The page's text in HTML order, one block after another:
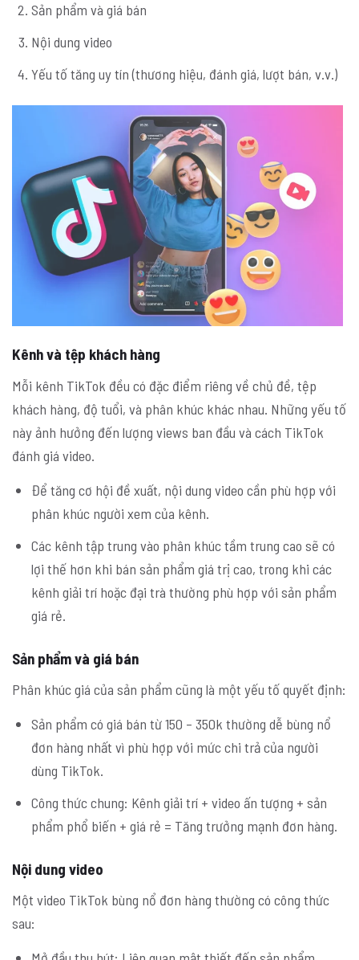
Sản phẩm và giá bán
Nội dung video
Yếu tố tăng uy tín (thương hiệu, đánh giá, lượt bán, v.v.)
Kênh và tệp khách hàng
Mỗi kênh TikTok đều có đặc điểm riêng về chủ đề, tệp
khách hàng, độ tuổi, và phân khúc khác nhau. Những yếu tố
này ảnh hưởng đến lượng views ban đầu và cách TikTok
đánh giá video.
Để tăng cơ hội đề xuất, nội dung video cần phù hợp với
phân khúc người xem của kênh.
Các kênh tập trung vào phân khúc tầm trung cao sẽ có
lợi thế hơn khi bán sản phẩm giá trị cao, trong khi các
kênh giải trí hoặc đại trà thường phù hợp với sản phẩm
giá rẻ.
Sản phẩm và giá bán
Phân khúc giá của sản phẩm cũng là một yếu tố quyết định:
Sản phẩm có giá bán từ 150 – 350k thường dễ bùng nổ
đơn hàng nhất vì phù hợp với mức chi trả của người
dùng TikTok.
Công thức chung: Kênh giải trí + video ấn tượng + sản
phẩm phổ biến + giá rẻ = Tăng trưởng mạnh đơn hàng.
Nội dung video
Một video TikTok bùng nổ đơn hàng thường có công thức
sau: